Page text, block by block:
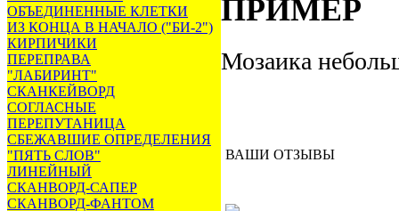
ОБЪЕДИНЕННЫЕ КЛЕТКИ
ИЗ КОНЦА В НАЧАЛО ("БИ-2")
КИРПИЧИКИ
ПЕРЕПРАВА
"ЛАБИРИНТ"
СКАНКЕЙВОРД
СОГЛАСНЫЕ
ПЕРЕПУТАНИЦА
СБЕЖАВШИЕ ОПРЕДЕЛЕНИЯ
"ПЯТЬ СЛОВ"
ЛИНЕЙНЫЙ
СКАНВОРД-САПЕР
СКАНВОРД-ФАНТОМ
ПРИМЕР
Мозаика
ВАШИ ОТЗЫВЫ